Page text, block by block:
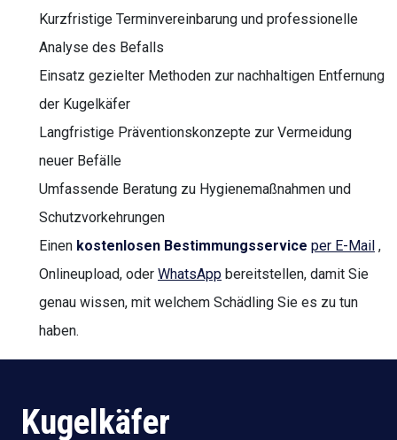
Kurzfristige Terminvereinbarung und professionelle
Analyse des Befalls
Einsatz gezielter Methoden zur nachhaltigen Entfernung
der Kugelkäfer
Langfristige Präventionskonzepte zur Vermeidung
neuer Befälle
Umfassende Beratung zu Hygienemaßnahmen und
Schutzvorkehrungen
Einen kostenlosen Bestimmungsservice per E-Mail ,
Onlineupload, oder WhatsApp bereitstellen, damit Sie
genau wissen, mit welchem Schädling Sie es zu tun
haben.
Kugelkäfer